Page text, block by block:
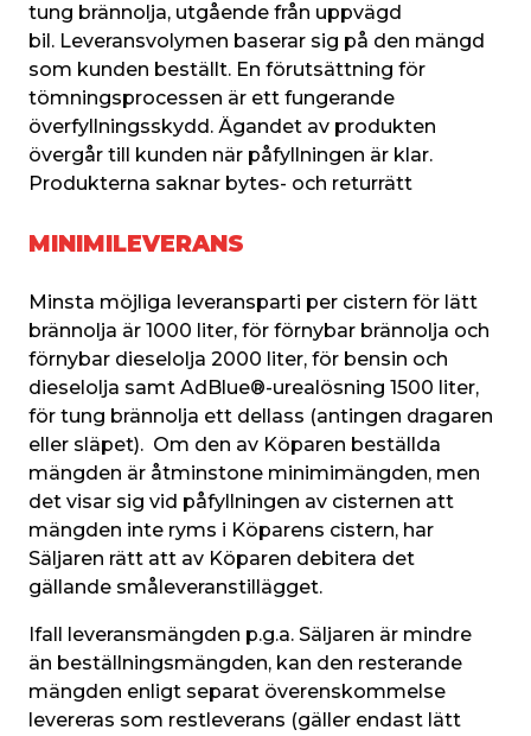
tung brännolja, utgående från uppvägd
bil. Leveransvolymen baserar sig på den mängd
som kunden beställt. En förutsättning för
tömningsprocessen är ett fungerande
överfyllningsskydd. Ägandet av produkten
övergår till kunden när påfyllningen är klar.
Produkterna saknar bytes- och returrätt
MINIMILEVERANS
Minsta möjliga leveransparti per cistern för lätt
brännolja är 1000 liter, för förnybar brännolja och
förnybar dieselolja 2000 liter, för bensin och
dieselolja samt AdBlue®-urealösning 1500 liter,
för tung brännolja ett dellass (antingen dragaren
eller släpet).  Om den av Köparen beställda
mängden är åtminstone minimimängden, men
det visar sig vid påfyllningen av cisternen att
mängden inte ryms i Köparens cistern, har
Säljaren rätt att av Köparen debitera det
gällande småleveranstillägget.
Ifall leveransmängden p.g.a. Säljaren är mindre
än beställningsmängden, kan den resterande
mängden enligt separat överenskommelse
levereras som restleverans (gäller endast lätt